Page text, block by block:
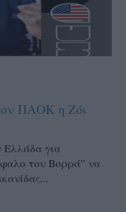
ΠΑΟΚ η Ζόι
Ελλάδα για
του Βορρά” να